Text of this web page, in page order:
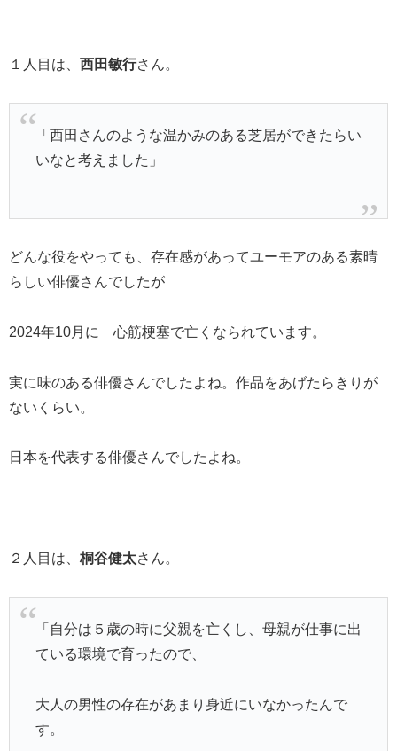
１人目は、 西田敏行さん。
「西田さんのような温かみのある芝居ができたらい
いなと考えました」
どんな役をやっても、存在感があってユーモアのある素晴
らしい俳優さんでしたが
2024年10月に 心筋梗塞で亡くなられています。
実に味のある俳優さんでしたよね。作品をあげたらきりが
ないくらい。
日本を代表する俳優さんでしたよね。
２人目は、 桐谷健太さん。
「自分は５歳の時に父親を亡くし、母親が仕事に出
ている環境で育ったので、
大人の男性の存在があまり身近にいなかったんで
す。